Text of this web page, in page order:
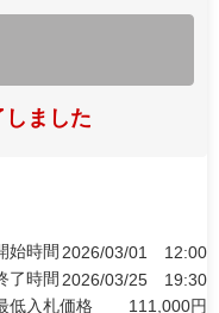
ました
始時間 2026/03/01
12:00
了時間 2026/03/25
19:30
低入札価格
111,000円